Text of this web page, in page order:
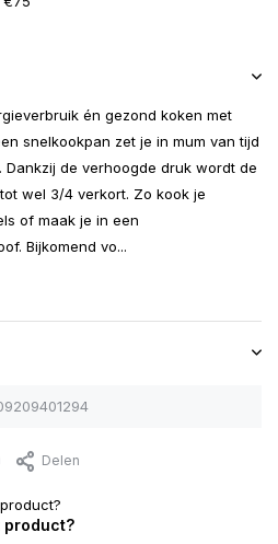
én gezond koken met
snelkookpan zet je in mum van tijd
de verhoogde druk wordt de
wel 3/4 verkort. Zo kook je
of maak je in een
Bijkomend vo...
Delen
product?